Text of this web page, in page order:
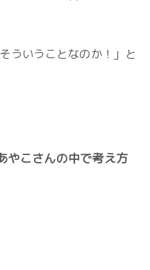
ういうことなのか！」と
やこさんの中で考え方